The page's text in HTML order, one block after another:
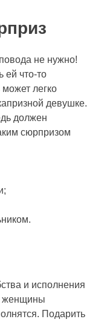
не нужно!
ей что-то
легко
девушке.
должен
сюрпризом
и исполнения
женщины
Подарить